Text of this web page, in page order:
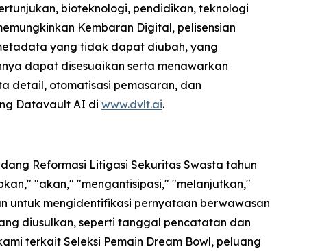
bioteknologi, pendidikan, teknologi
Kembaran Digital, pelisensian
yang tidak dapat diubah, yang
dapat disesuaikan serta menawarkan
detail, otomatisasi pemasaran, dan
Datavault AI di www.dvlt.ai.
Reformasi Litigasi Sekuritas Swasta tahun
"akan," "mengantisipasi," "melanjutkan,"
untuk mengidentifikasi pernyataan berwawasan
diusulkan, seperti tanggal pencatatan dan
terkait Seleksi Pemain Dream Bowl, peluang